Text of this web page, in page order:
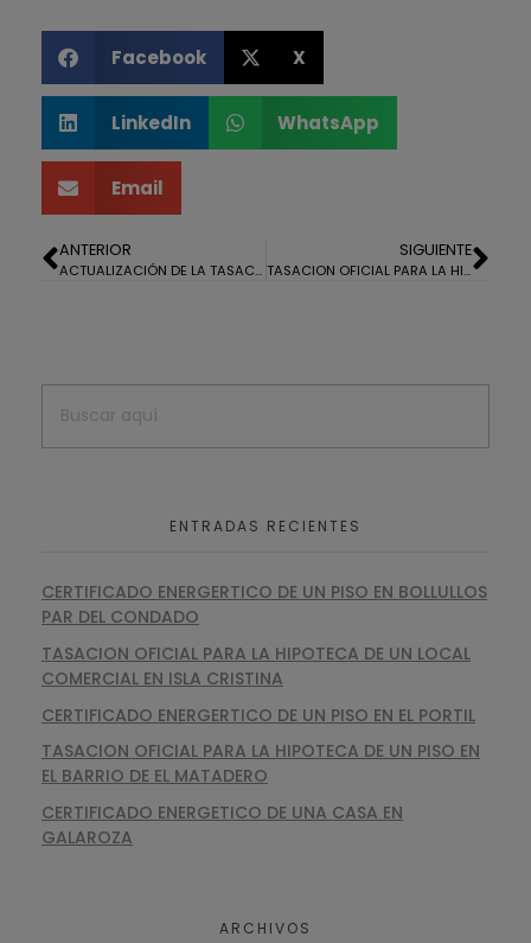
Facebook X
LinkedIn WhatsApp
Email
ANTERIOR
ACTUALIZACIÓN DE LA TASACION HIPOTECARIA PARA LA HERMANDAD DE LA SAGRADA LANZADA
SIGUIENTE
TASACION OFICIAL PARA LA HIPOTECA DE UNA CASA EN AYAMONTE
ENTRADAS RECIENTES
CERTIFICADO ENERGERTICO DE UN PISO EN BOLLULLOS
PAR DEL CONDADO
TASACION OFICIAL PARA LA HIPOTECA DE UN LOCAL
COMERCIAL EN ISLA CRISTINA
CERTIFICADO ENERGERTICO DE UN PISO EN EL PORTIL
TASACION OFICIAL PARA LA HIPOTECA DE UN PISO EN
EL BARRIO DE EL MATADERO
CERTIFICADO ENERGETICO DE UNA CASA EN
GALAROZA
ARCHIVOS